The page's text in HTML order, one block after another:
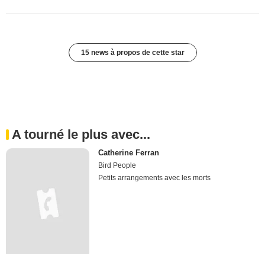
15 news à propos de cette star
A tourné le plus avec...
Catherine Ferran
Bird People
Petits arrangements avec les morts